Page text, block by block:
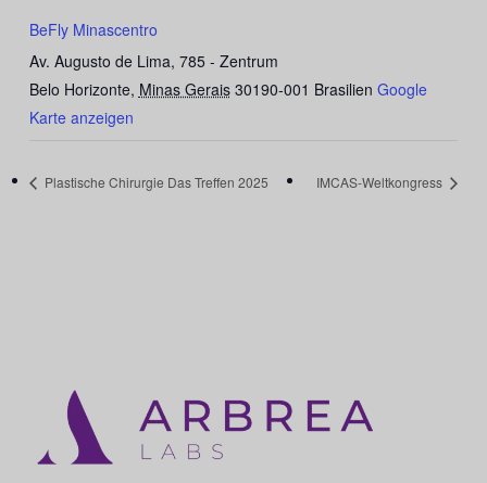
BeFly Minascentro
Av. Augusto de Lima, 785 - Zentrum
Belo Horizonte, Minas Gerais 30190-001 Brasilien Google
Karte anzeigen
Plastische Chirurgie Das Treffen 2025 IMCAS-Weltkongress